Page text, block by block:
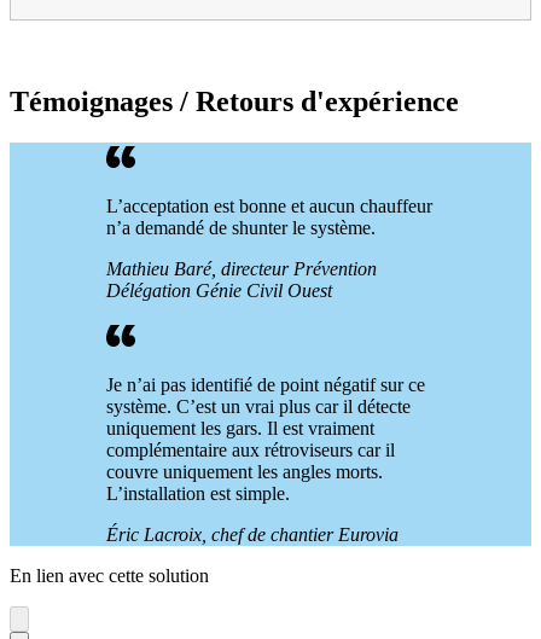
Témoignages / Retours d'expérience
L’acceptation est bonne et aucun chauffeur
n’a demandé de shunter le système.
Mathieu Baré, directeur Prévention
Délégation Génie Civil Ouest
Je n’ai pas identifié de point négatif sur ce
système. C’est un vrai plus car il détecte
uniquement les gars. Il est vraiment
complémentaire aux rétroviseurs car il
couvre uniquement les angles morts.
L’installation est simple.
Éric Lacroix, chef de chantier Eurovia
En lien avec cette solution